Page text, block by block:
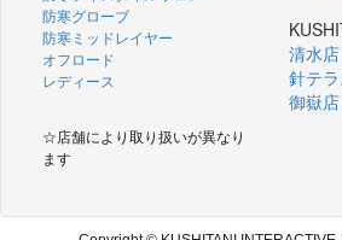
防寒グローブ
防寒ミッドレイヤー
オフロード
レディース
清水店
針テ
御嶽店
☆店舗により取り扱いが異なり
ます